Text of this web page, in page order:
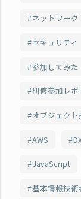
ネットワーク
セキュリティ
参加してみた
研修参加レポ
オブジェクト
AWS
JavaScript
基本情報技術